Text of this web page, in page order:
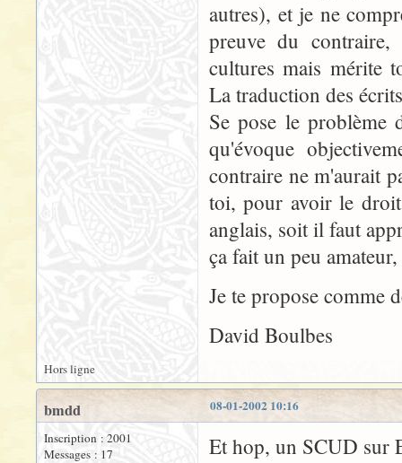
autres), et je ne
preuve du contraire,
cultures mais mérite
La traduction des
Se pose le problème
qu'évoque
contraire ne m'aurait
toi, pour avoir le
anglais, soit il faut
ça fait un peu
Je te propose comme
David Boulbes
Hors ligne
08-01-2002 10:16
bmdd
Inscription : 2001
Messages : 17
Et hop, un SCUD sur